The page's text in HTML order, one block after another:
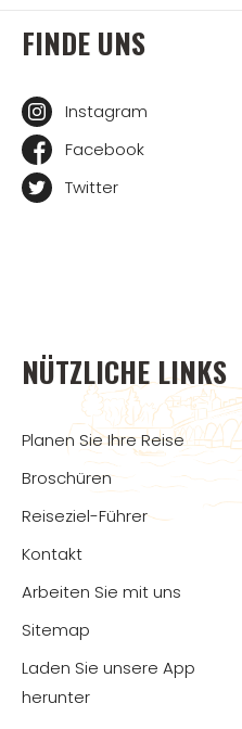
FINDE UNS
Instagram
Facebook
Twitter
NÜTZLICHE LINKS
Planen Sie Ihre Reise
Broschüren
Reiseziel-Führer
Kontakt
Arbeiten Sie mit uns
Sitemap
Laden Sie unsere App
herunter